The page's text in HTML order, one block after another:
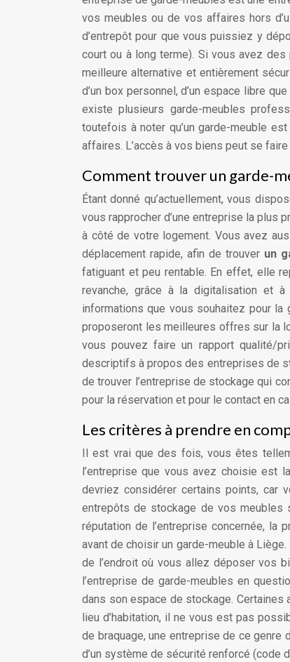
vos meubles ou de vos affaires hors
d’entrepôt pour que vous puissiez y
court ou à long terme). Si vous avez
meilleure alternative et entièrement
d’un box personnel, d’un espace libre
existe plusieurs garde-meubles
toutefois à noter qu’un garde-meuble
affaires. L’accès à vos biens peut se
Comment trouver un garde-
Étant donné qu’actuellement, vous
vous rapprocher d’une entreprise la plus
à côté de votre logement. Vous avez
déplacement rapide, afin de trouver un
fatiguant et peu rentable. En effet, elle
revanche, grâce à la digitalisation et
informations que vous souhaitez pour
proposeront les meilleures offres sur la
vous pouvez faire un rapport qualité/
descriptifs à propos des entreprises de
de trouver l’entreprise de stockage qui
pour la réservation et pour le contact en
Les critères à prendre en
Il est vrai que des fois, vous êtes
l’entreprise que vous avez choisie est
devriez considérer certains points, car
entrepôts de stockage de vos meubles
réputation de l’entreprise concernée,
avant de choisir un garde-meuble à
de l’endroit où vous allez déposer vos
l’entreprise de garde-meubles en
dans son espace de stockage.
lieu d’habitation, il ne vous est pas
de braquage, une entreprise de ce
d’un système de sécurité renforcé (code